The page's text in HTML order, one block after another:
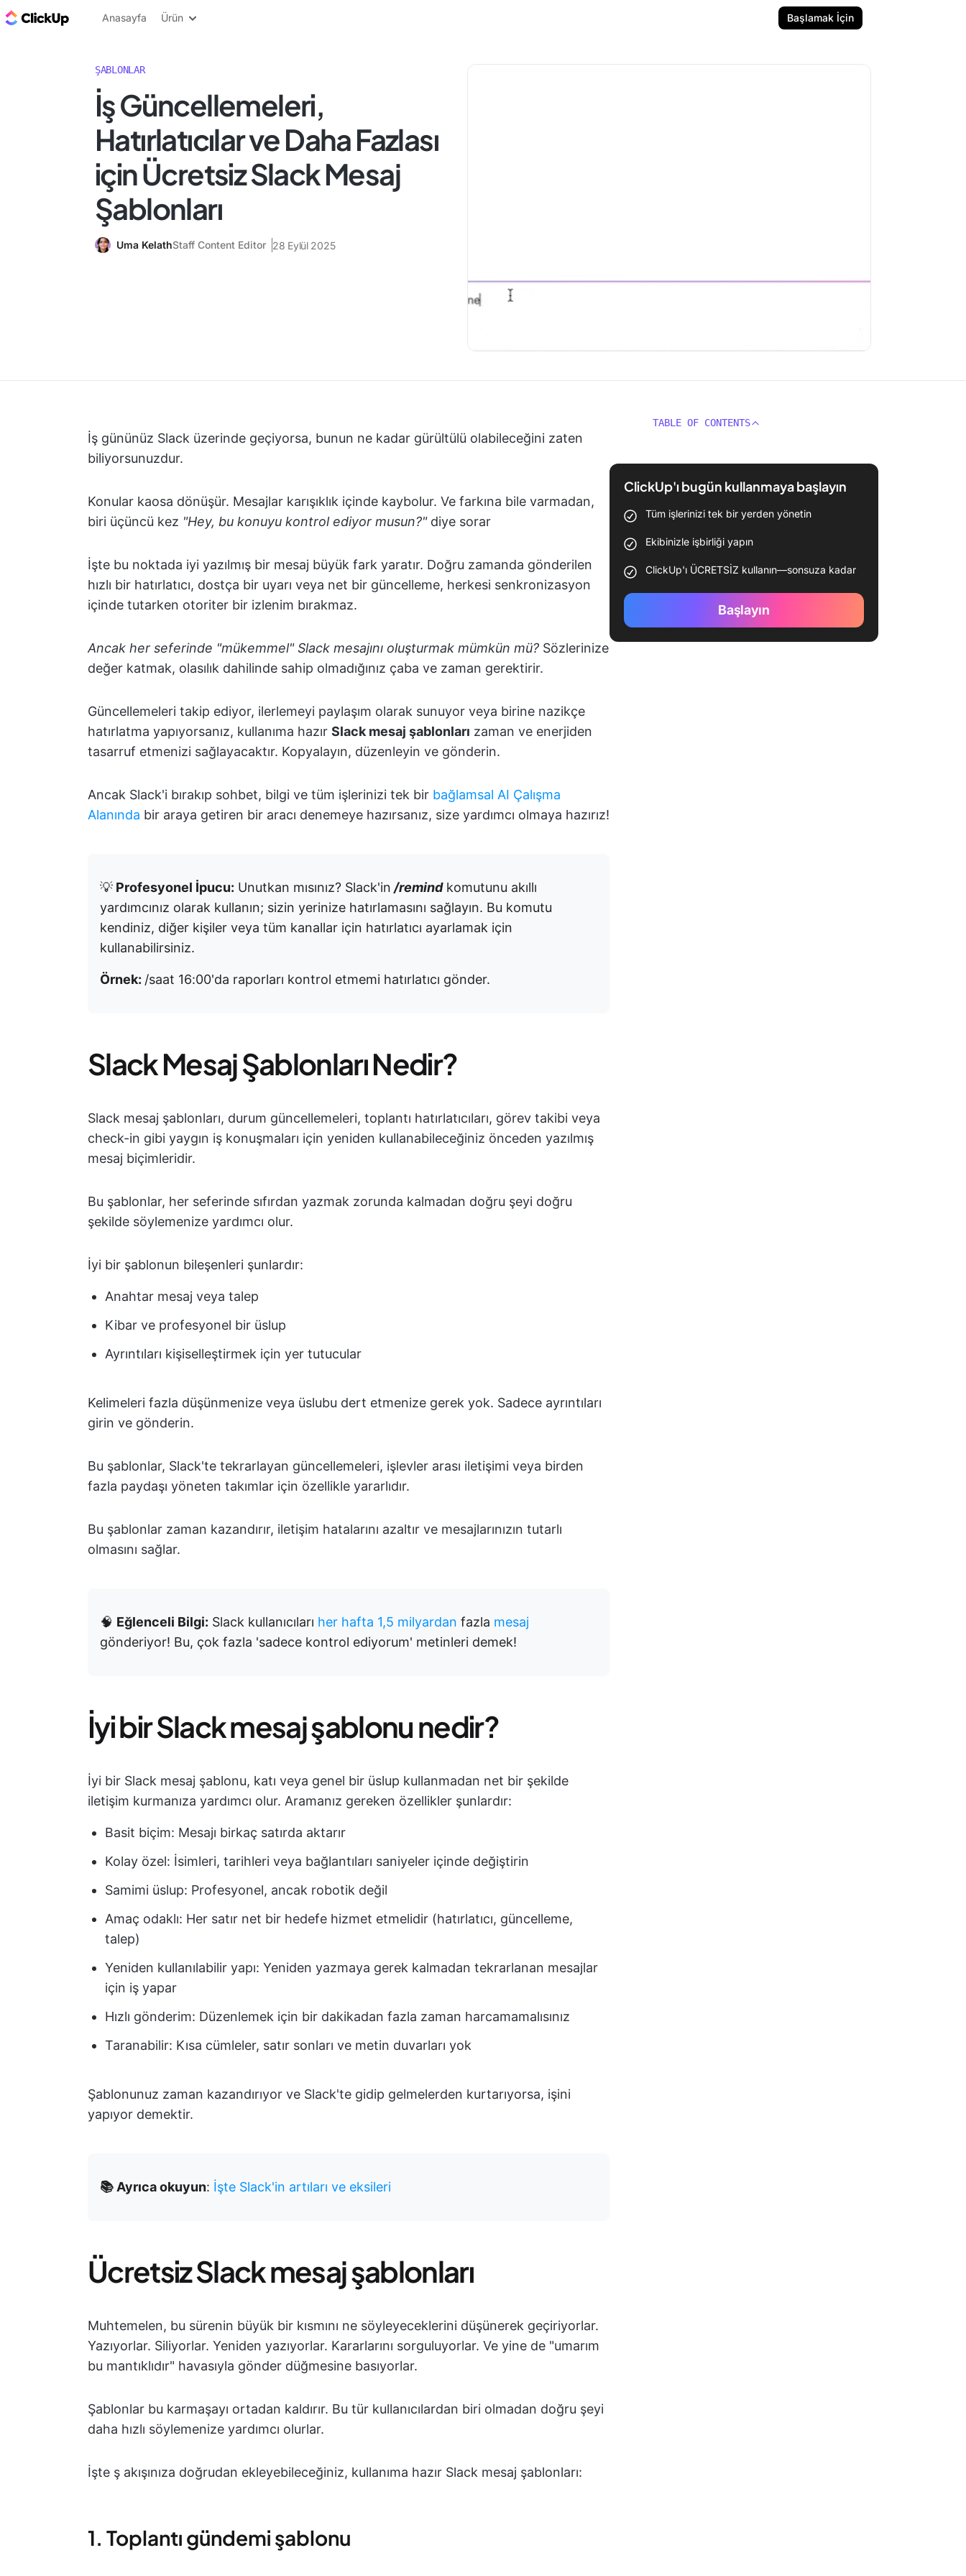
ClickUp Blog
Anasayfa Ürün Başlamak İçin
ŞABLONLAR
İş Güncellemeleri,
Hatırlatıcılar ve Daha Fazlası
için Ücretsiz Slack Mesaj
Şablonları
Uma KelathStaff Content Editor 28 Eylül 2025
İş gününüz Slack üzerinde geçiyorsa, bunun ne kadar gürültülü olabileceğini zaten
biliyorsunuzdur.
Konular kaosa dönüşür. Mesajlar karışıklık içinde kaybolur. Ve farkına bile varmadan,
biri üçüncü kez "Hey, bu konuyu kontrol ediyor musun?"diye sorar
İşte bu noktada iyi yazılmış bir mesaj büyük fark yaratır. Doğru zamanda gönderilen
hızlı bir hatırlatıcı, dostça bir uyarı veya net bir güncelleme, herkesi senkronizasyon
içinde tutarken otoriter bir izlenim bırakmaz.
Ancak her seferinde "mükemmel" Slack mesajını oluşturmak mümkün mü? Sözlerinize
değer katmak, olasılık dahilinde sahip olmadığınız çaba ve zaman gerektirir.
Güncellemeleri takip ediyor, ilerlemeyi paylaşım olarak sunuyor veya birine nazikçe
hatırlatma yapıyorsanız, kullanıma hazır Slack mesaj şablonları zaman ve enerjiden
tasarruf etmenizi sağlayacaktır. Kopyalayın, düzenleyin ve gönderin.
Ancak Slack'i bırakıp sohbet, bilgi ve tüm işlerinizi tek bir bağlamsal AI Çalışma
Alanında bir araya getiren bir aracı denemeye hazırsanız, size yardımcı olmaya hazırız!
💡 Profesyonel İpucu: Unutkan mısınız? Slack'in /remindkomutunu akıllı
yardımcınız olarak kullanın; sizin yerinize hatırlamasını sağlayın. Bu komutu
kendiniz, diğer kişiler veya tüm kanallar için hatırlatıcı ayarlamak için
kullanabilirsiniz.
Örnek: /saat 16:00'da raporları kontrol etmemi hatırlatıcı gönder.
Slack Mesaj Şablonları Nedir?
Slack mesaj şablonları, durum güncellemeleri, toplantı hatırlatıcıları, görev takibi veya
check-in gibi yaygın iş konuşmaları için yeniden kullanabileceğiniz önceden yazılmış
mesaj biçimleridir.
Bu şablonlar, her seferinde sıfırdan yazmak zorunda kalmadan doğru şeyi doğru
şekilde söylemenize yardımcı olur.
İyi bir şablonun bileşenleri şunlardır:
Anahtar mesaj veya talep
Kibar ve profesyonel bir üslup
Ayrıntıları kişiselleştirmek için yer tutucular
Kelimeleri fazla düşünmenize veya üslubu dert etmenize gerek yok. Sadece ayrıntıları
girin ve gönderin.
Bu şablonlar, Slack'te tekrarlayan güncellemeleri, işlevler arası iletişimi veya birden
fazla paydaşı yöneten takımlar için özellikle yararlıdır.
Bu şablonlar zaman kazandırır, iletişim hatalarını azaltır ve mesajlarınızın tutarlı
olmasını sağlar.
🧠 Eğlenceli Bilgi: Slack kullanıcıları her hafta 1,5 milyardan fazla mesaj
gönderiyor! Bu, çok fazla 'sadece kontrol ediyorum' metinleri demek!
İyi bir Slack mesaj şablonu nedir?
İyi bir Slack mesaj şablonu, katı veya genel bir üslup kullanmadan net bir şekilde
iletişim kurmanıza yardımcı olur. Aramanız gereken özellikler şunlardır:
Basit biçim: Mesajı birkaç satırda aktarır
Kolay özel: İsimleri, tarihleri veya bağlantıları saniyeler içinde değiştirin
Samimi üslup: Profesyonel, ancak robotik değil
Amaç odaklı: Her satır net bir hedefe hizmet etmelidir (hatırlatıcı, güncelleme,
talep)
Yeniden kullanılabilir yapı: Yeniden yazmaya gerek kalmadan tekrarlanan mesajlar
için iş yapar
Hızlı gönderim: Düzenlemek için bir dakikadan fazla zaman harcamamalısınız
Taranabilir: Kısa cümleler, satır sonları ve metin duvarları yok
Şablonunuz zaman kazandırıyor ve Slack'te gidip gelmelerden kurtarıyorsa, işini
yapıyor demektir.
📚 Ayrıca okuyun: İşte Slack'in artıları ve eksileri
Ücretsiz Slack mesaj şablonları
Muhtemelen, bu sürenin büyük bir kısmını ne söyleyeceklerini düşünerek geçiriyorlar.
Yazıyorlar. Siliyorlar. Yeniden yazıyorlar. Kararlarını sorguluyorlar. Ve yine de "umarım
bu mantıklıdır" havasıyla gönder düğmesine basıyorlar.
Şablonlar bu karmaşayı ortadan kaldırır. Bu tür kullanıcılardan biri olmadan doğru şeyi
daha hızlı söylemenize yardımcı olurlar.
İşte ş akışınıza doğrudan ekleyebileceğiniz, kullanıma hazır Slack mesaj şablonları:
1. Toplantı gündemi şablonu
TABLE OF CONTENTS
ClickUp'ı bugün kullanmaya başlayın
Tüm işlerinizi tek bir yerden yönetin
Ekibinizle işbirliği yapın
ClickUp'ı ÜCRETSİZ kullanın—sonsuza kadar
Başlayın